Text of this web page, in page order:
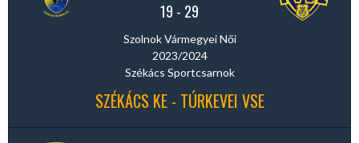
19 - 29
Szolnok Vármegyei Női
2023/2024
Székács Sportcsarnok
SZÉKÁCS KE - TÚRKEVEI VSE